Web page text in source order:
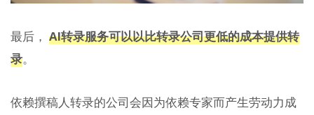
最后， AI转录服务可以以比转录公司更低的成本提供转
录。
依赖撰稿人转录的公司会因为依赖专家而产生劳动力成